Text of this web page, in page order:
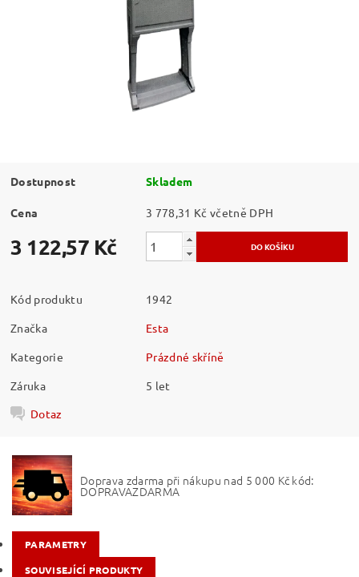
Dostupnost Skladem
Cena 3 778,31 Kč včetně DPH
3 122,57 Kč
Kód produktu
1942
Značka
Esta
Kategorie
Prázdné skříně
Záruka
5 let
Dotaz
Doprava zdarma při nákupu nad 5 000 Kč kód:
DOPRAVAZDARMA
PARAMETRY
SOUVISEJÍCÍ PRODUKTY